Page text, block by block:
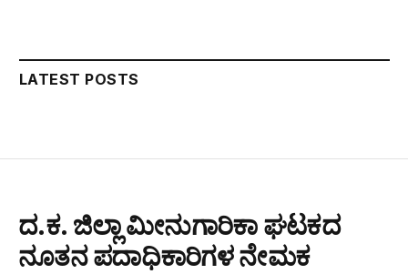
LATEST POSTS
ದ.ಕ. ಜಿಲ್ಲಾ ಮೀನುಗಾರಿಕಾ ಘಟಕದ
ನೂತನ ಪದಾಧಿಕಾರಿಗಳ ನೇಮಕ